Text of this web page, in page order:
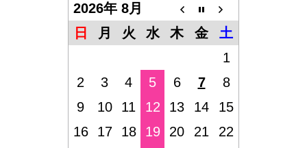
2026年 8月
日
月 火 水 木 金
土
1
2
3 4 5 6 7
8
9
10 11 12 13 14
15
16
17 18 19 20 21
22